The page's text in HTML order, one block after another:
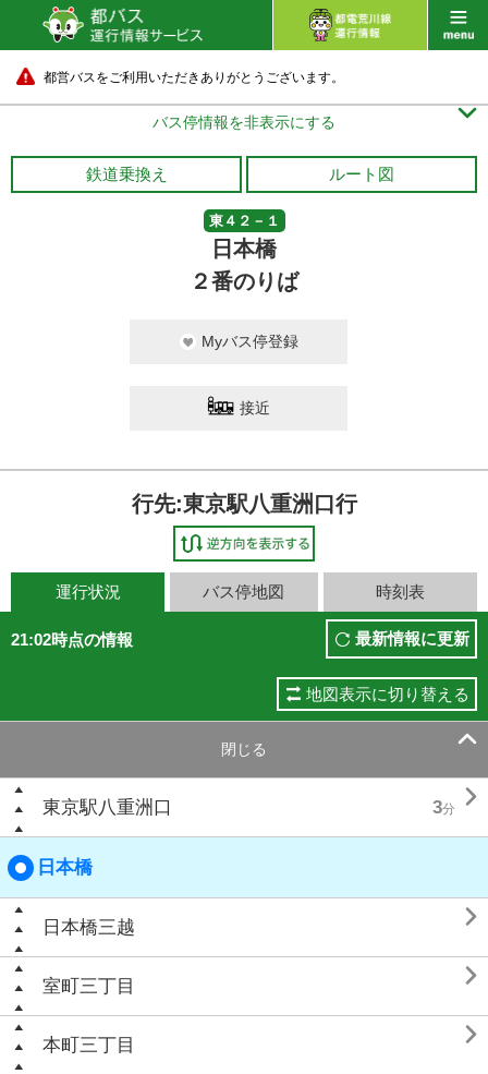
都営バスをご利用いただきありがとうございます。
バス停情報を非表示にする 
鉄道乗換え ルート図
東４２－１
日本橋
２番のりば
Myバス停登録
接近
行先:東京駅八重洲口行
運行状況 バス停地図 時刻表
21:02時点の情報 最新情報に更新
地図表示に切り替える
閉じる 
東京駅八重洲口 3分 
日本橋
日本橋三越 
室町三丁目 
本町三丁目 